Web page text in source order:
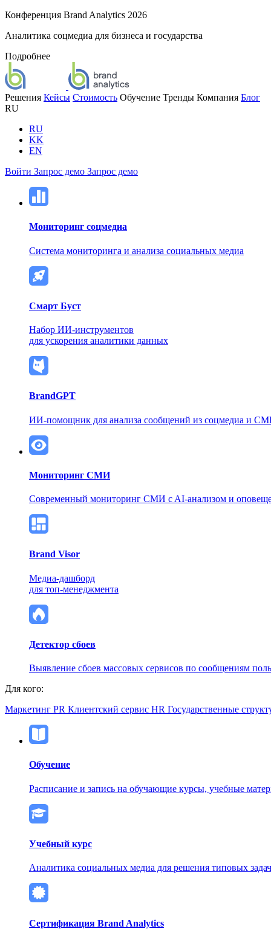
Конференция Brand Analytics 2026
Аналитика соцмедиа для бизнеса и государства
Подробнее
Решения Кейсы Стоимость Обучение Тренды Компания Блог
RU
RU
KK
EN
Войти Запрос демо Запрос демо
Мониторинг соцмедиа
Система мониторинга и анализа социальных медиа
Смарт Буст
Набор ИИ-инструментов
для ускорения аналитики данных
BrandGPT
ИИ-помощник для анализа сообщений из соцмедиа и
Мониторинг СМИ
Современный мониторинг СМИ c AI-анализом и
Brand Visor
Медиа-дашборд
для топ-менеджмента
Детектор сбоев
Выявление сбоев массовых сервисов по сообщениям
Для кого:
Маркетинг PR Клиентский сервис HR Государственные
Обучение
Расписание и запись на обучающие курсы, учебные
Учебный курс
Аналитика социальных медиа для решения типовых
Сертификация Brand Analytics